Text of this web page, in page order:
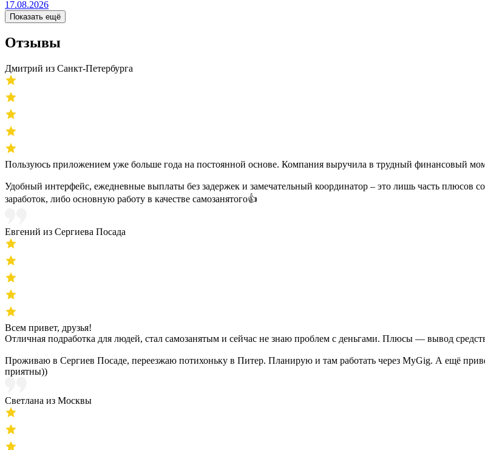
17.08.2026
Показать ещё
Отзывы
Дмитрий из Санкт-Петербурга
Пользуюсь приложением уже больше года на постоянной основе. Компания выручила в трудный финансовый
Удобный интерфейс, ежедневные выплаты без задержек и замечательный координатор – это лишь часть плюсов
заработок, либо основную работу в качестве самозанятого👍
Евгений из Сергиева Посада
Всем привет, друзья!
Отличная подработка для людей, стал самозанятым и сейчас не знаю проблем с деньгами. Плюсы — вывод
Проживаю в Сергиев Посаде, переезжаю потихоньку в Питер. Планирую и там работать через MyGig. А ещё
приятны))
Светлана из Москвы